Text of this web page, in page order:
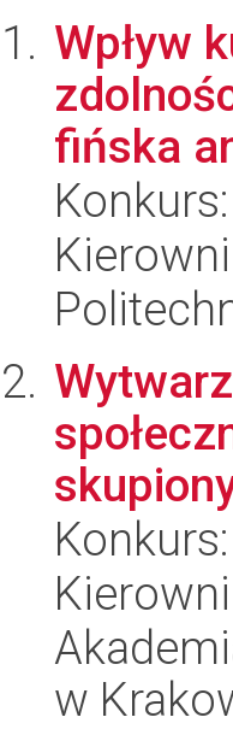
Wpływ
fińska
Konkurs:
Konkurs:
w